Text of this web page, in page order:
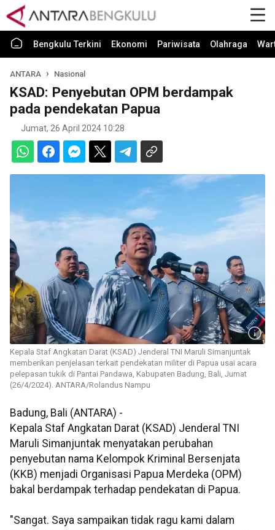
Bengkulu Terkini Ekonomi Pariwisata Olahraga
ANTARA Nasional
KSAD: Penyebutan OPM berdampak
pada pendekatan Papua
Jumat, 26 April 2024 10:28
Kepala Staf Angkatan Darat (KSAD) Jenderal TNI Maruli Simanjuntak
memberikan penjelasan terkait pendekatan militer di Papua usai acara
pelepasan tukik di Pantai Pandawa, Kabupaten Badung, Bali, Jumat
(26/4/2024). ANTARA/Rolandus Nampu
Badung, Bali (ANTARA) -
Kepala Staf Angkatan Darat (KSAD) Jenderal TNI
Maruli Simanjuntak menyatakan perubahan
penyebutan nama Kelompok Kriminal Bersenjata
(KKB) menjadi Organisasi Papua Merdeka (OPM)
bakal berdampak terhadap pendekatan di Papua.
"Sangat. Saya sampaikan tidak ragu kami dalam